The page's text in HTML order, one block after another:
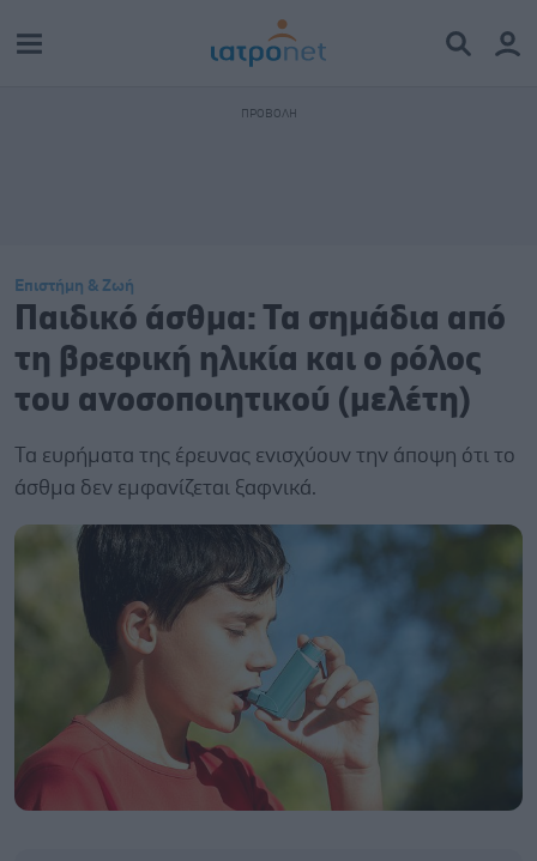
Επιστήμη & Ζωή
Παιδικό άσθμα: Τα σημάδια από
τη βρεφική ηλικία και ο ρόλος
του ανοσοποιητικού (μελέτη)
Τα ευρήματα της έρευνας ενισχύουν την άποψη ότι το
άσθμα δεν εμφανίζεται ξαφνικά.